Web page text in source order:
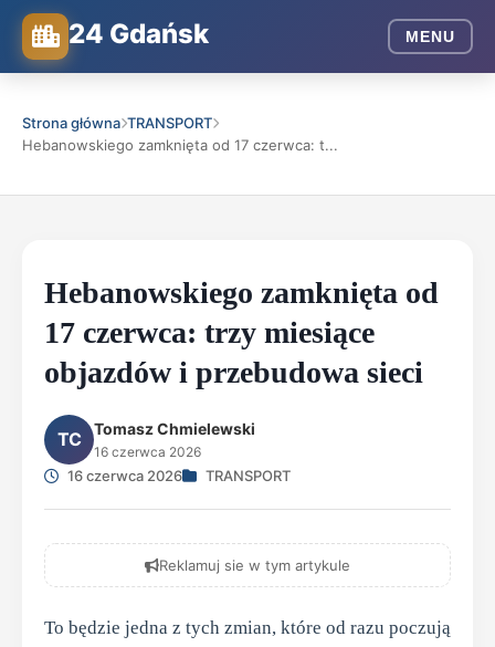
24 Gdańsk MENU
Strona główna TRANSPORT
Hebanowskiego zamknięta od 17 czerwca: t...
Hebanowskiego zamknięta od
17 czerwca: trzy miesiące
objazdów i przebudowa sieci
TC Tomasz Chmielewski
16 czerwca 2026
16 czerwca 2026 TRANSPORT
Reklamuj sie w tym artykule
To będzie jedna z tych zmian, które od razu poczują